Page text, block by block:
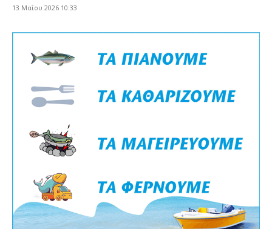
13 Μαΐου 2026 10:33